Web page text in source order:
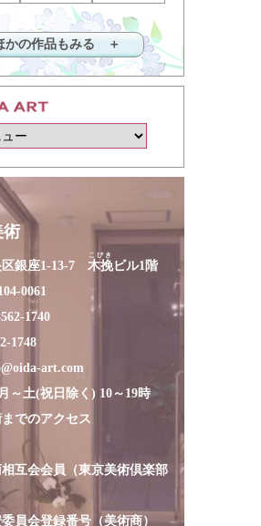
かの作品もみる ＋
術
区銀座1-13-7 木挽
こびき
ビル1階
0061
1740
1748
art.com
～土(祝日除く) 10～19時
でのアクセス
互会会員（東京美術倶楽部
員会登録番号（美術商）